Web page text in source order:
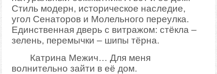
Стиль модерн, историческое наследие,
угол Сенаторов и Молельного переулка.
Единственная дверь с витражом: стёкла –
зелень, перемычки – шипы тёрна.
Катрина Межич… Для меня
волнительно зайти в её дом.